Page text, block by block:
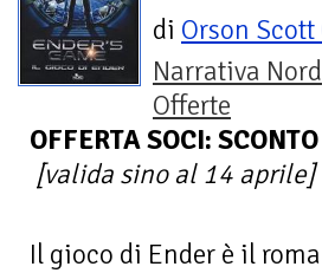
di Orson Scott
Narrativa Nord
Offerte
OFFERTA SOCI:
[valida sino al 14 aprile]
Il gioco di Ender è il